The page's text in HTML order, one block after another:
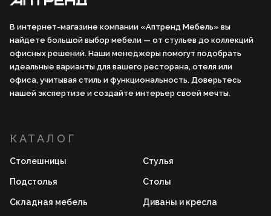
В интернет-магазине компании «Аптренд Мебель» вы
найдете большой выбор мебели — от стульев до коллекций
офисных решений. Наши менеджеры помогут подобрать
идеальные варианты для вашего ресторана, отеля или
офиса, учитывая стиль и функциональность. Доверьтесь
нашей экспертизе и создайте интерьер своей мечты.
КАТАЛОГ
Столешницы Стулья
Подстолья Столы
Складная мебель Диваны и кресла